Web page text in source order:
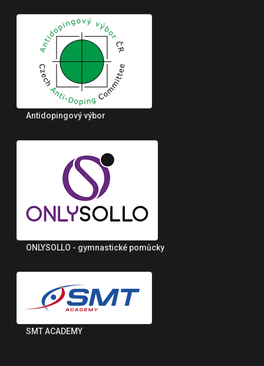
Antidopingový výbor
ONLYSOLLO - gymnastické pomůcky
SMT ACADEMY